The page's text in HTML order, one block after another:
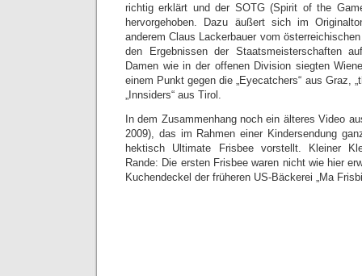
richtig erklärt und der SOTG (Spirit of the
hervorgehoben. Dazu äußert sich im
anderem Claus Lackerbauer vom
den Ergebnissen der Staatsmeisterschaften
Damen wie in der offenen Division siegten
einem Punkt gegen die „Eyecatchers“ aus Graz,
„Innsiders“ aus Tirol.
In dem Zusammenhang noch ein älteres Video
2009), das im Rahmen einer Kindersendung
hektisch Ultimate Frisbee vorstellt. Kleiner
Rande: Die ersten Frisbee waren nicht wie hier
Kuchendeckel der früheren US-Bäckerei „Ma